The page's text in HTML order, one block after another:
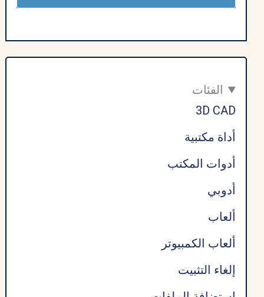
الفئات
3D CAD
أداة مكتبية
أدوات المكتب
أدوبي
ألعاب
ألعاب الكمبيوتر
إلغاء التثبيت